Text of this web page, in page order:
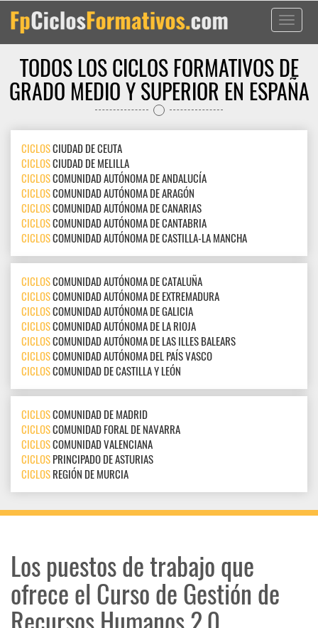
Toggle
TODOS LOS CICLOS FORMATIVOS DE
GRADO MEDIO Y SUPERIOR EN ESPAÑA
CICLOSCIUDAD DE CEUTA
CICLOSCIUDAD DE MELILLA
CICLOSCOMUNIDAD AUTÓNOMA DE ANDALUCÍA
CICLOSCOMUNIDAD AUTÓNOMA DE ARAGÓN
CICLOSCOMUNIDAD AUTÓNOMA DE CANARIAS
CICLOSCOMUNIDAD AUTÓNOMA DE CANTABRIA
CICLOSCOMUNIDAD AUTÓNOMA DE CASTILLA-LA MANCHA
CICLOSCOMUNIDAD AUTÓNOMA DE CATALUÑA
CICLOSCOMUNIDAD AUTÓNOMA DE EXTREMADURA
CICLOSCOMUNIDAD AUTÓNOMA DE GALICIA
CICLOSCOMUNIDAD AUTÓNOMA DE LA RIOJA
CICLOSCOMUNIDAD AUTÓNOMA DE LAS ILLES BALEARS
CICLOSCOMUNIDAD AUTÓNOMA DEL PAÍS VASCO
CICLOSCOMUNIDAD DE CASTILLA Y LEÓN
CICLOSCOMUNIDAD DE MADRID
CICLOSCOMUNIDAD FORAL DE NAVARRA
CICLOSCOMUNIDAD VALENCIANA
CICLOSPRINCIPADO DE ASTURIAS
CICLOSREGIÓN DE MURCIA
Los puestos de trabajo que
ofrece el Curso de Gestión de